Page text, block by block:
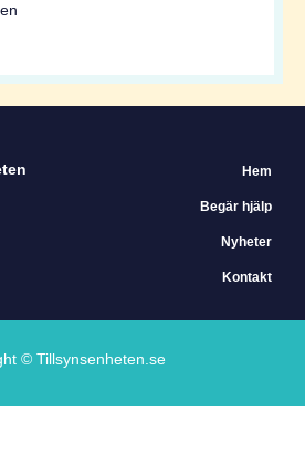
Hem
Begär hjälp
Nyheter
Kontakt
© Tillsynsenheten.se